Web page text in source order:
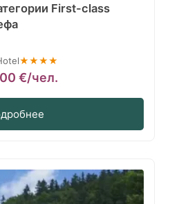
First-class
★★★★
€/чел.